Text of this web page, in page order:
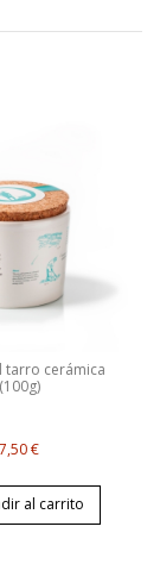
tarro cerámica
(100g)
7,50 €
al carrito